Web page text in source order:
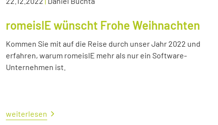
romeisIE wünscht Frohe Weihnachten
Kommen Sie mit auf die Reise durch unser Jahr 2022 und
erfahren, warum romeisIE mehr als nur ein Software-
Unternehmen ist.
weiterlesen